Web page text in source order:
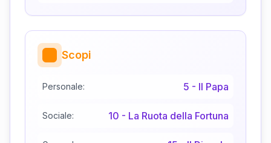
Scopi
Personale: 5 - Il Papa
Sociale: 10 - La Ruota della Fortuna